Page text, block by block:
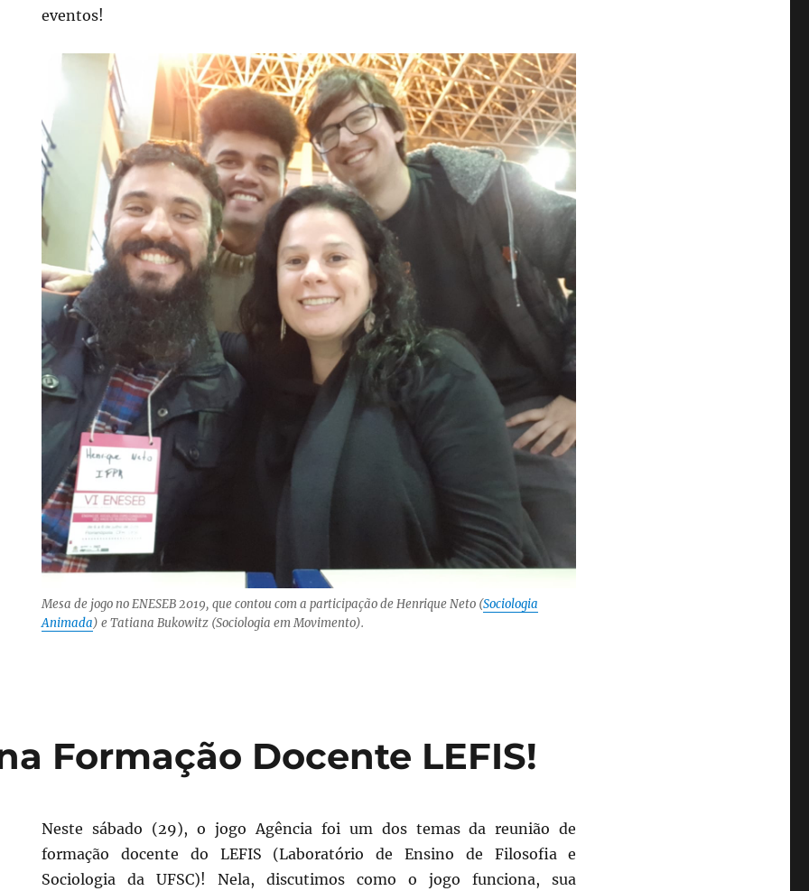
eventos!
Mesa de jogo no ENESEB 2019, que contou com a participação de Henrique Neto (Sociologia
Animada) e Tatiana Bukowitz (Sociologia em Movimento).
Formação Docente LEFIS!
Neste sábado (29), o jogo Agência foi um dos temas da reunião de
formação docente do LEFIS (Laboratório de Ensino de Filosofia e
Sociologia da UFSC)! Nela, discutimos como o jogo funciona, sua